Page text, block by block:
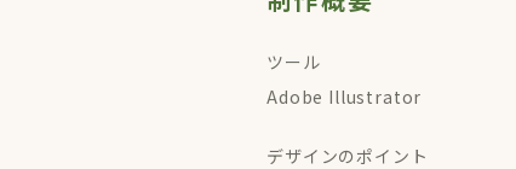
ツール
Adobe Illustrator
デザインのポイント